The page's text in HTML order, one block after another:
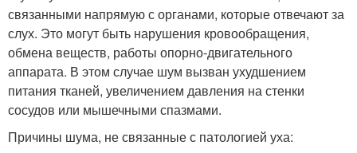
связанными напрямую с органами, которые отвечают за
слух. Это могут быть нарушения кровообращения,
обмена веществ, работы опорно-двигательного
аппарата. В этом случае шум вызван ухудшением
питания тканей, увеличением давления на стенки
сосудов или мышечными спазмами.
Причины шума, не связанные с патологией уха: